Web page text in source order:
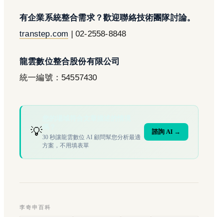
有企業系統整合需求？歡迎聯絡技術團隊討論。
transtep.com | 02-2558-8848
龍雲數位整合股份有限公司
統一編號：54557430
💡30 秒讓龍雲數位 AI 顧問幫您分析最適
方案，不用填表單
諮詢 AI →
李奇申百科